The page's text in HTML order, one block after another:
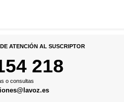
ATENCIÓN AL SUSCRIPTOR
218
o consultas